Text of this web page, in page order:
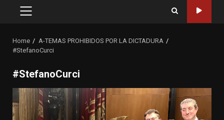
Primary
Home
A-TEMAS PROHIBIDOS POR LA DICTADURA
#StefanoCurci
#StefanoCurci